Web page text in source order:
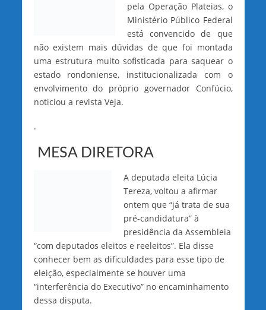
pela Operação Plateias, o
Ministério Público Federal
está convencido de que
não existem mais dúvidas de que foi montada
uma estrutura muito sofisticada para saquear o
estado rondoniense, institucionalizada com o
envolvimento do próprio governador Confúcio,
noticiou a revista Veja.
.
MESA DIRETORA
A deputada eleita Lúcia
Tereza, voltou a afirmar
ontem que “já trata de sua
pré-candidatura” à
presidência da Assembleia
“com deputados eleitos e reeleitos”. Ela disse
conhecer bem as dificuldades para esse tipo de
eleição, especialmente se houver uma
“interferência do Executivo” no encaminhamento
dessa disputa.